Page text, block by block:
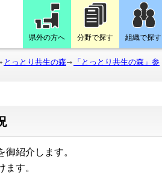
県外の方へ 分野で探す 組織で探す
とっとり共生の森 「とっとり共生の森」参
紹介します。
す。